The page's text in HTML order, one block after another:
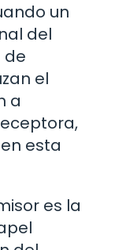
un
del
de
el
a
esta
es la